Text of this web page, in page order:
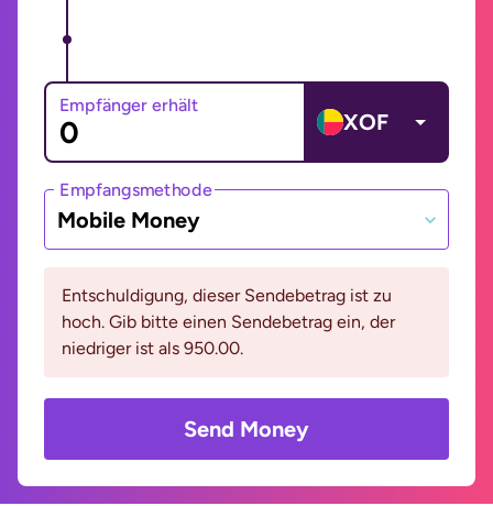
Empfänger erhält
XOF
Empfangsmethode
Mobile Money
Entschuldigung, dieser Sendebetrag ist zu
hoch. Gib bitte einen Sendebetrag ein, der
niedriger ist als 950.00.
Send Money